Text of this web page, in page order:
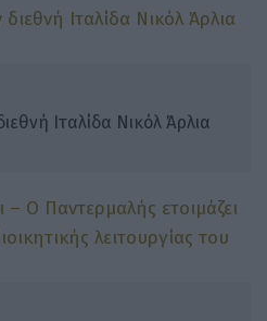
Ιταλίδα Νικόλ Άρλια